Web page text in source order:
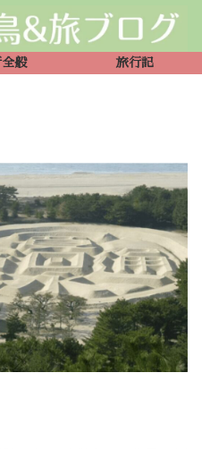
般 旅行記